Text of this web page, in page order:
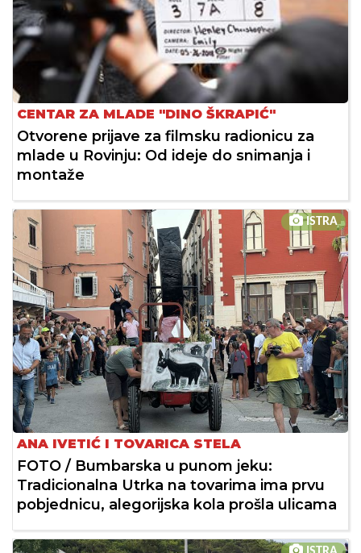
CENTAR ZA MLADE "DINO ŠKRAPIĆ"
Otvorene prijave za filmsku radionicu za
mlade u Rovinju: Od ideje do snimanja i
montaže
ISTRA
ANA IVETIĆ I TOVARICA STELA
FOTO / Bumbarska u punom jeku:
Tradicionalna Utrka na tovarima ima prvu
pobjednicu, alegorijska kola prošla ulicama